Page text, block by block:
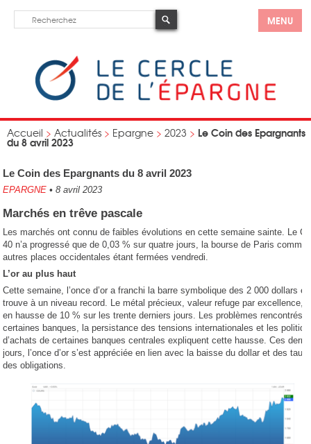
MENU
Accueil > Actualités > Epargne > 2023 > Le Coin des Epargnants
du 8 avril 2023
Le Coin des Epargnants du 8 avril 2023
EPARGNE • 8 avril 2023
Marchés en trêve pascale
Les marchés ont connu de faibles évolutions en cette semaine sainte. Le
40 n’a progressé que de 0,03 % sur quatre jours, la bourse de Paris comme
autres places occidentales étant fermées vendredi.
L’or au plus haut
Cette semaine, l’once d’or a franchi la barre symbolique des 2 000 dollars et
trouve à un niveau record. Le métal précieux, valeur refuge par excellence,
en hausse de 10 % sur les trente derniers jours. Les problèmes rencontrés
certaines banques, la persistance des tensions internationales et les
d’achats de certaines banques centrales expliquent cette hausse. Ces
jours, l’once d’or s’est appréciée en lien avec la baisse du dollar et des taux
des obligations.